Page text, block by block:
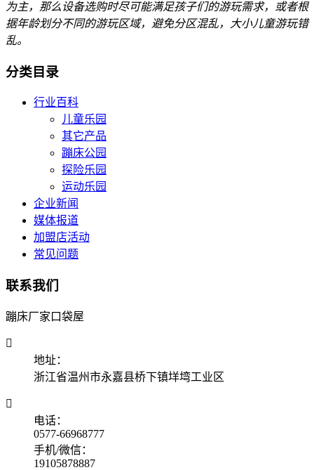
为主，那么设备选购时尽可能满足孩子们的游玩需求，或者根
据年龄划分不同的游玩区域，避免分区混乱，大小儿童游玩错
乱。
分类目录
行业百科
儿童乐园
其它产品
蹦床公园
探险乐园
运动乐园
企业新闻
媒体报道
加盟店活动
常见问题
联系我们
蹦床厂家口袋屋

地址：
浙江省温州市永嘉县桥下镇垟塆工业区

电话：
0577-66968777
手机/微信：
19105878887